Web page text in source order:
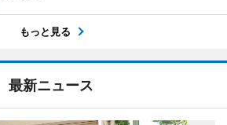
もっと見る
最新ニュース